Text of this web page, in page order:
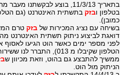
בטלפון ובזק
כמובן).
בשיחה עם נציג המכירות של בזק טרם המעבר, ב 6/3/
דואגת לביצוע ניתוק תשתית האינטרנט
לפני מספר ימים כאשר הוט הגיעו לאסוף
הטלפון שקיבלו מ 013),
ממשיך להתבצע גם בהוט, וזאת מכיוון ש
הניתוק מול הוט.